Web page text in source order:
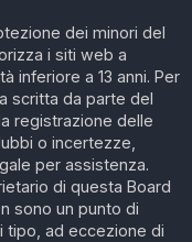
dei minori del
i siti web a
inferiore a 13 anni. Per
scritta da parte del
registrazione delle
o incertezze,
per assistenza.
di questa Board
sono un punto di
tipo, ad eccezione di